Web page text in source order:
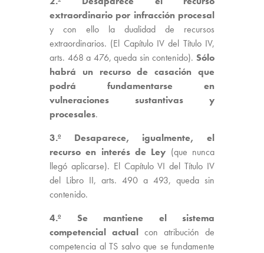
extraordinario por infracción procesal
y con ello la dualidad de recursos
extraordinarios. (El Capítulo IV del Título IV,
arts. 468 a 476, queda sin contenido). Sólo
habrá un recurso de casación que
podrá fundamentarse en
vulneraciones sustantivas y
procesales.
3.º
Desaparece, igualmente, el
recurso en interés de Ley (que nunca
llegó aplicarse). El Capítulo VI del Título IV
del Libro II, arts. 490 a 493, queda sin
contenido.
4.º Se mantiene el sistema
competencial actual con atribución de
competencia al TS salvo que se fundamente